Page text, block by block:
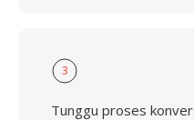
3
Tunggu proses